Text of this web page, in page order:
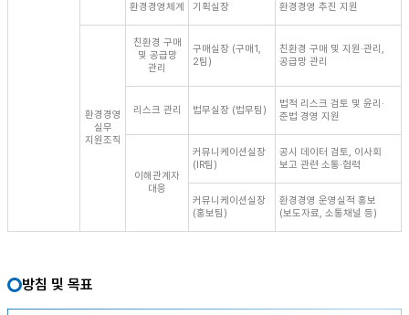
환경경영체계 기획실장 환경경영 추진 지원
환경경영
실무
지원조직
친환경 구매
및 공급망
관리
구매실장 (구매1,
2팀)
친환경 구매 및 지원·관리,
공급망 관리
리스크 관리 법무실장 (법무팀)
법적 리스크 검토 및 윤리·
준법 경영 지원
이해관계자
대응
커뮤니케이션실장
(IR팀)
공시 데이터 검토, 이사회
보고 관련 소통·협력
커뮤니케이션실장
(홍보팀)
환경경영 운영실적 홍보
(보도자료, 소통채널 등)
방침 및 목표